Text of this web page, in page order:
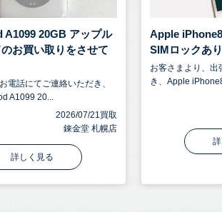
A1099 20GB アップル
お買い取りをさせて
電話にてご連絡いただき、
A1099 20...
2026/07/21買取
錬金堂 札幌店
詳しく見る
Apple
SIMロックあ
お客さまより、出
き、Apple